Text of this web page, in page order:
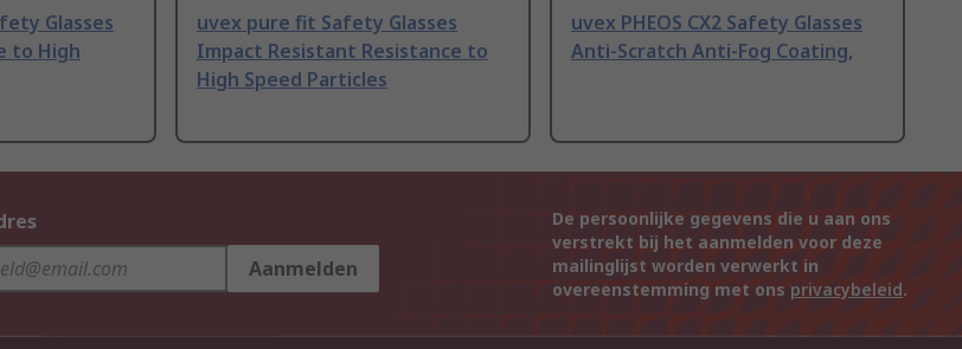
Glasses
to High
uvex pure fit Safety Glasses
Impact Resistant Resistance to
High Speed Particles
uvex PHEOS CX2 Safety Glasses
Anti-Scratch Anti-Fog Coating,
Aanmelden
De persoonlijke gegevens die u aan ons
verstrekt bij het aanmelden voor deze
mailinglijst worden verwerkt in
overeenstemming met ons privacybeleid.